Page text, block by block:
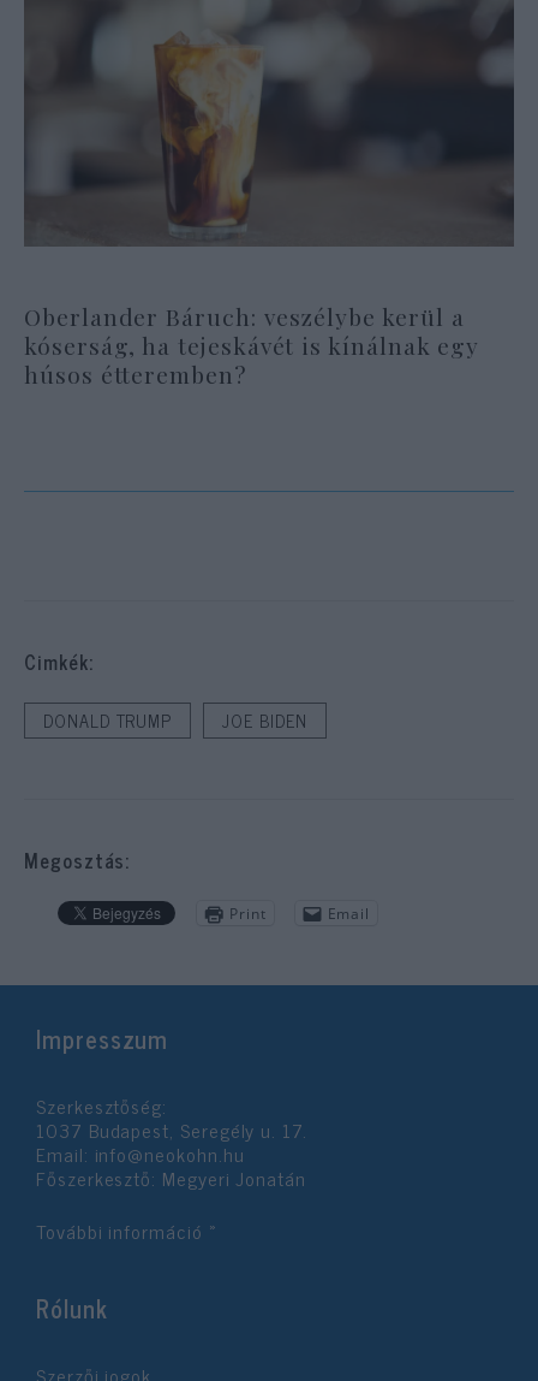
Oberlander Báruch: veszélybe kerül a
kóserság, ha tejeskávét is kínálnak egy
húsos étteremben?
Cimkék:
DONALD TRUMP JOE BIDEN
Megosztás:
Print Email
Impresszum
Szerkesztőség:
1037 Budapest, Seregély u. 17.
Email: info@neokohn.hu
Főszerkesztő: Megyeri Jonatán
További információ »
Rólunk